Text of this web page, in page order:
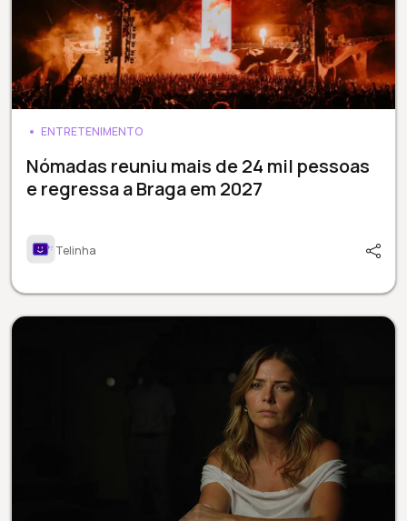
ENTRETENIMENTO
Nómadas reuniu mais de 24 mil pessoas
e regressa a Braga em 2027
Telinha